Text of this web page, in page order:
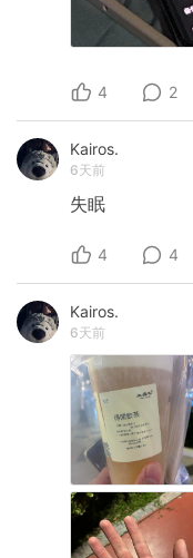
4 2
Kairos.
6天前
失眠
4 4
Kairos.
6天前